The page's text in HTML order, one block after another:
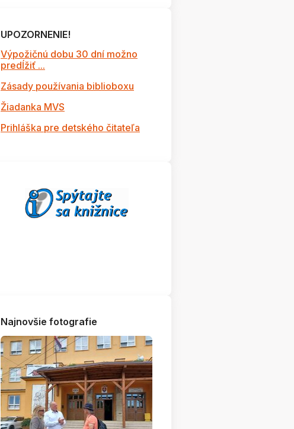
UPOZORNENIE!
Výpožičnú dobu 30 dní možno
predĺžiť ...
Zásady používania biblioboxu
Žiadanka MVS
Prihláška pre detského čitateľa
Najnovšie fotografie